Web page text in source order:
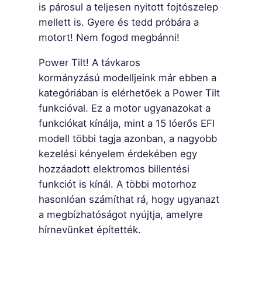
is párosul a teljesen nyitott fojtószelep
mellett is. Gyere és tedd próbára a
motort! Nem fogod megbánni!
Power Tilt! A távkaros
kormányzású modelljeink már ebben a
kategóriában is elérhetőek a Power Tilt
funkcióval. Ez a motor ugyanazokat a
funkciókat kínálja, mint a 15 lóerős EFI
modell többi tagja azonban, a nagyobb
kezelési kényelem érdekében egy
hozzáadott elektromos billentési
funkciót is kínál. A többi motorhoz
hasonlóan számíthat rá, hogy ugyanazt
a megbízhatóságot nyújtja, amelyre
hírnevünket építették.